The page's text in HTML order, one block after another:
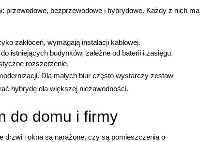
przewodowe, bezprzewodowe i hybrydowe. Każdy z nich ma
zakłóceń, wymagają instalacji kablowej.
istniejących budynków, zależne od baterii i zasięgu.
rozszerzenie.
Dla małych biur często wystarczy zestaw
hybrydę dla większej niezawodności.
do domu i firmy
i okna są narażone, czy są pomieszczenia o